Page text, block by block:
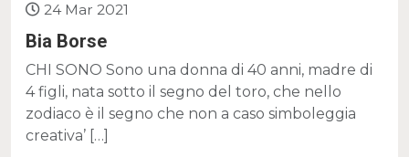
24 Mar 2021
Bia Borse
CHI SONO Sono una donna di 40 anni, madre di
4 figli, nata sotto il segno del toro, che nello
zodiaco è il segno che non a caso simboleggia
creativa’ […]